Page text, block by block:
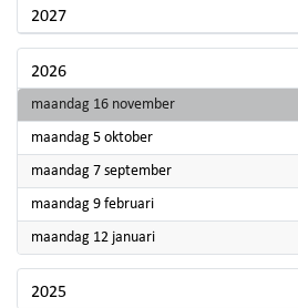
2027
2026
maandag 16 november2026
maandag 5 oktober2026
maandag 7 september2026
maandag 9 februari2026
maandag 12 januari2026
2025